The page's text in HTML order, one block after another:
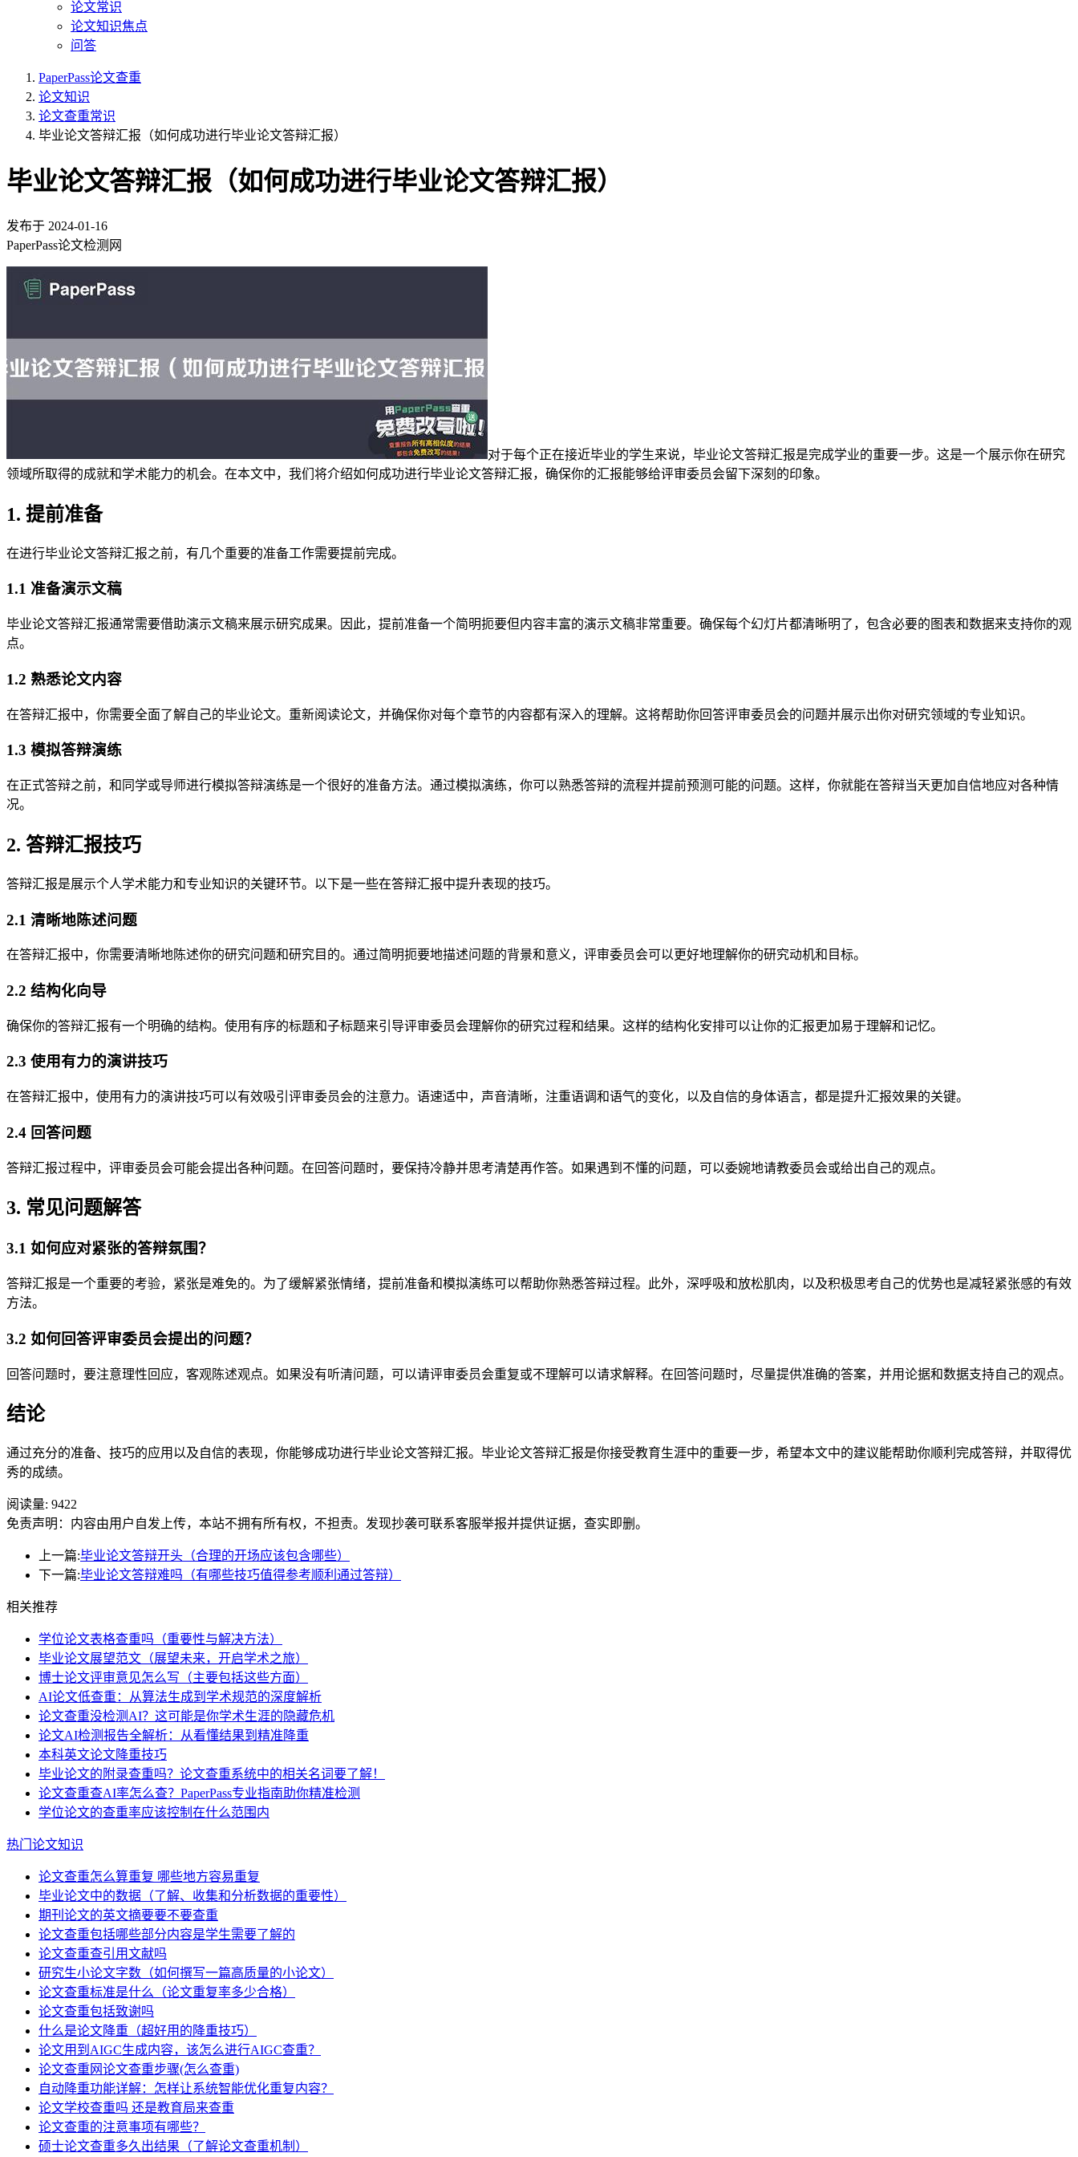
论文常识
论文知识焦点
问答
PaperPass论文查重
论文知识
论文查重常识
毕业论文答辩汇报（如何成功进行毕业论文答辩汇报）
毕业论文答辩汇报（如何成功进行毕业论文答辩汇报）
发布于 2024-01-16
PaperPass论文检测网
对于每个正在接近毕业的学生来说，毕业论文答辩汇报是完成学业的重要一步。这是一个展示你在研究
领域所取得的成就和学术能力的机会。在本文中，我们将介绍如何成功进行毕业论文答辩汇报，确保你的汇报能够给评审委员会留下深刻的印象。
1. 提前准备
在进行毕业论文答辩汇报之前，有几个重要的准备工作需要提前完成。
1.1 准备演示文稿
毕业论文答辩汇报通常需要借助演示文稿来展示研究成果。因此，提前准备一个简明扼要但内容丰富的演示文稿非常重要。确保每个幻灯片都清晰明了，包含必要的图表和数据来支持你的观
点。
1.2 熟悉论文内容
在答辩汇报中，你需要全面了解自己的毕业论文。重新阅读论文，并确保你对每个章节的内容都有深入的理解。这将帮助你回答评审委员会的问题并展示出你对研究领域的专业知识。
1.3 模拟答辩演练
在正式答辩之前，和同学或导师进行模拟答辩演练是一个很好的准备方法。通过模拟演练，你可以熟悉答辩的流程并提前预测可能的问题。这样，你就能在答辩当天更加自信地应对各种情
况。
2. 答辩汇报技巧
答辩汇报是展示个人学术能力和专业知识的关键环节。以下是一些在答辩汇报中提升表现的技巧。
2.1 清晰地陈述问题
在答辩汇报中，你需要清晰地陈述你的研究问题和研究目的。通过简明扼要地描述问题的背景和意义，评审委员会可以更好地理解你的研究动机和目标。
2.2 结构化向导
确保你的答辩汇报有一个明确的结构。使用有序的标题和子标题来引导评审委员会理解你的研究过程和结果。这样的结构化安排可以让你的汇报更加易于理解和记忆。
2.3 使用有力的演讲技巧
在答辩汇报中，使用有力的演讲技巧可以有效吸引评审委员会的注意力。语速适中，声音清晰，注重语调和语气的变化，以及自信的身体语言，都是提升汇报效果的关键。
2.4 回答问题
答辩汇报过程中，评审委员会可能会提出各种问题。在回答问题时，要保持冷静并思考清楚再作答。如果遇到不懂的问题，可以委婉地请教委员会或给出自己的观点。
3. 常见问题解答
3.1 如何应对紧张的答辩氛围？
答辩汇报是一个重要的考验，紧张是难免的。为了缓解紧张情绪，提前准备和模拟演练可以帮助你熟悉答辩过程。此外，深呼吸和放松肌肉，以及积极思考自己的优势也是减轻紧张感的有效
方法。
3.2 如何回答评审委员会提出的问题？
回答问题时，要注意理性回应，客观陈述观点。如果没有听清问题，可以请评审委员会重复或不理解可以请求解释。在回答问题时，尽量提供准确的答案，并用论据和数据支持自己的观点。
结论
通过充分的准备、技巧的应用以及自信的表现，你能够成功进行毕业论文答辩汇报。毕业论文答辩汇报是你接受教育生涯中的重要一步，希望本文中的建议能帮助你顺利完成答辩，并取得优
秀的成绩。
阅读量: 9422
免责声明：内容由用户自发上传，本站不拥有所有权，不担责。发现抄袭可联系客服举报并提供证据，查实即删。
上一篇:毕业论文答辩开头（合理的开场应该包含哪些）
下一篇:毕业论文答辩难吗（有哪些技巧值得参考顺利通过答辩）
相关推荐
学位论文表格查重吗（重要性与解决方法）
毕业论文展望范文（展望未来，开启学术之旅）
博士论文评审意见怎么写（主要包括这些方面）
AI论文低查重：从算法生成到学术规范的深度解析
论文查重没检测AI？这可能是你学术生涯的隐藏危机
论文AI检测报告全解析：从看懂结果到精准降重
本科英文论文降重技巧
毕业论文的附录查重吗？论文查重系统中的相关名词要了解！
论文查重查AI率怎么查？PaperPass专业指南助你精准检测
学位论文的查重率应该控制在什么范围内
热门论文知识
论文查重怎么算重复 哪些地方容易重复
毕业论文中的数据（了解、收集和分析数据的重要性）
期刊论文的英文摘要要不要查重
论文查重包括哪些部分内容是学生需要了解的
论文查重查引用文献吗
研究生小论文字数（如何撰写一篇高质量的小论文）
论文查重标准是什么（论文重复率多少合格）
论文查重包括致谢吗
什么是论文降重（超好用的降重技巧）
论文用到AIGC生成内容，该怎么进行AIGC查重？
论文查重网论文查重步骤(怎么查重)
自动降重功能详解：怎样让系统智能优化重复内容？
论文学校查重吗 还是教育局来查重
论文查重的注意事项有哪些？
硕士论文查重多久出结果（了解论文查重机制）